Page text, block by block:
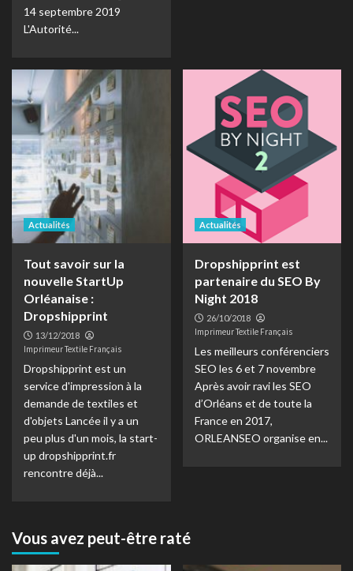
14 septembre 2019
L'Autorité...
Actualités
Tout savoir sur la
nouvelle StartUp
Orléanaise :
Dropshipprint
13/12/2018
Imprimeur Textile Français
Dropshipprint est un
service d'impression à la
demande de textiles et
d'objets Lancée il y a un
peu plus d'un mois, la start-
up dropshipprint.fr
rencontre déjà...
Actualités
Dropshipprint est
partenaire du SEO By
Night 2018
26/10/2018
Imprimeur Textile Français
Les meilleurs conférenciers
SEO les 6 et 7 novembre
Après avoir ravi les SEO
d’Orléans et de toute la
France en 2017,
ORLEANSEO organise en...
Vous avez peut-être raté